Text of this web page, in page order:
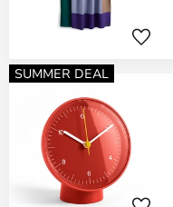
SUMMER DEAL